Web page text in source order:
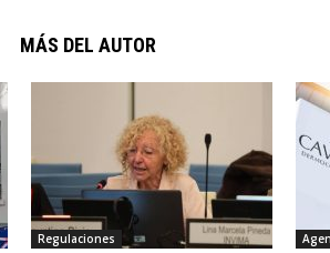
MÁS DEL AUTOR
Regulaciones